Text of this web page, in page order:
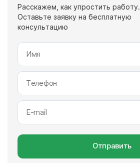
Расскажем, как упростить работу.
Оставьте заявку на бесплатную
консультацию
Отправить